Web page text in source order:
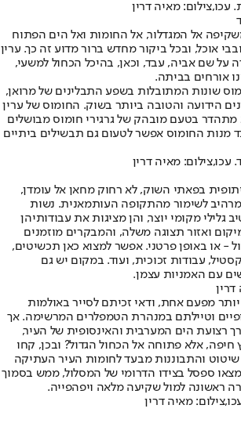
עכו,צילום: מאיה דרין
אל המגדלור, אל החומות ואל הים הפתוח
אוכל, ובכל ביקור מחדש ברור מדוע זה כך. ערין
על שם אביה, עבד, וכאן, בהיכל הכחול למשעי,
אורחים בביתה.
שונות המתובלות בשפע התבלינים של מרואן,
הידועה והטובה ביותר בשוק. החומוס של ערין
מתהדר בטעם מובהק של גרגירי חומוס מבושלים
מנות החומוס אפשר לטעום גם תבשילים ביתיים
עכו,צילום: מאיה דרין
שיתופית בפאתי השוק, לא רחוק מחאן אל עומדן,
לשימור מהתקופה העותמאנית. נשות
גלילי מקומי יוצר, והן מציגות את עבודותיהן
ואזור תצוגה משלה, והמבקרים מוזמנים
- או באופן פרטני. אפשר למצוא כאן תכשיטים,
עבודות זכוכית, ועוד. במקום יש גם
עם האמניות עצמן.
מפעם אחת, ודאי זכיתם לסייר באולמות
וטיילתם במנהרת הטמפלרים המרשימה. אך
רצועת הים המערבית והאינסופית של העיר,
אלא פתוחה אל הכחול הגדול? ובכן, קחו
והתבוננות מבעד לחומות העיר העתיקה
ספסל בצידו הדרומי של המסלול, ממש בסמוך
ראשונה למול שקיעה מלאה ויפהפייה.
מאיה דרין